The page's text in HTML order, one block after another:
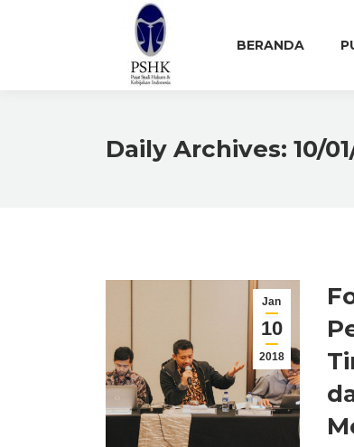
BERANDA
Daily Archives: 10/
Jan
10
2018